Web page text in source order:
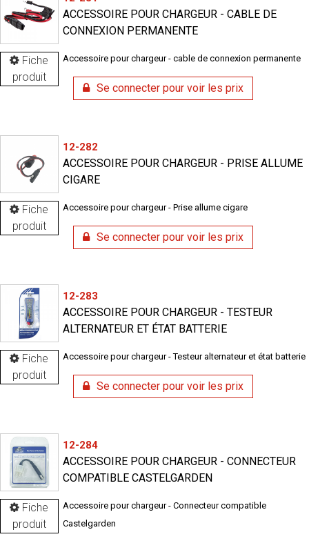
Fiche
produit
ACCESSOIRE POUR CHARGEUR - CABLE DE
CONNEXION PERMANENTE
Accessoire pour chargeur - cable de connexion permanente
Se connecter pour voir les prix
Fiche
produit
12-282
ACCESSOIRE POUR CHARGEUR - PRISE ALLUME
CIGARE
Accessoire pour chargeur - Prise allume cigare
Se connecter pour voir les prix
Fiche
produit
12-283
ACCESSOIRE POUR CHARGEUR - TESTEUR
ALTERNATEUR ET ÉTAT BATTERIE
Accessoire pour chargeur - Testeur alternateur et état batterie
Se connecter pour voir les prix
Fiche
produit
12-284
ACCESSOIRE POUR CHARGEUR - CONNECTEUR
COMPATIBLE CASTELGARDEN
Accessoire pour chargeur - Connecteur compatible
Castelgarden